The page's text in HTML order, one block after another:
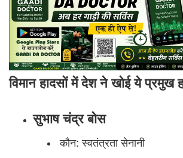
विमान हादसों में देश ने खोई ये प्रमुख
सुभाष चंद्र बोस
कौन: स्वतंत्रता सेनानी